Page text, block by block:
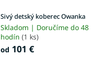
Sivý detský koberec Owanka
Skladom | Doručíme do 48
hodín (1 ks)
od 101 €